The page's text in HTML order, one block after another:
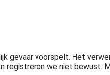
gevaar voorspelt. Het
registreren we niet bewust.